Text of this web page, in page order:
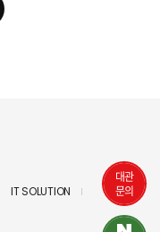
대관
문의
IT SOLUTION